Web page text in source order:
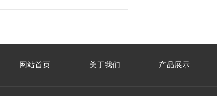
网站首页 关于我们 产品展示